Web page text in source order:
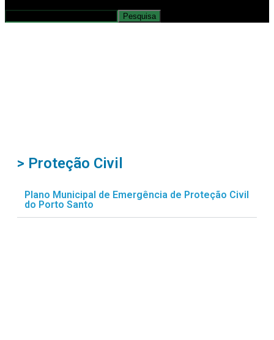
> Proteção Civil
Plano Municipal de Emergência de Proteção Civil
do Porto Santo